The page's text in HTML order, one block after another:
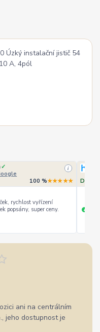
i
100 %★★★★★
Široký
ani na centrálním
jeho dostupnost je